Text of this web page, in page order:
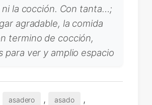
ni la cocción. Con tanta…;
agradable, la comida
termino de cocción,
para ver y amplio espacio
asadero , asado ,